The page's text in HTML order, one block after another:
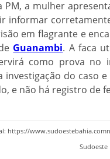
PM, a mulher
informar
em flagrante e
Guanambi. A faca
como prova no
investigação do caso
e não há registro de
https://
Sudoeste